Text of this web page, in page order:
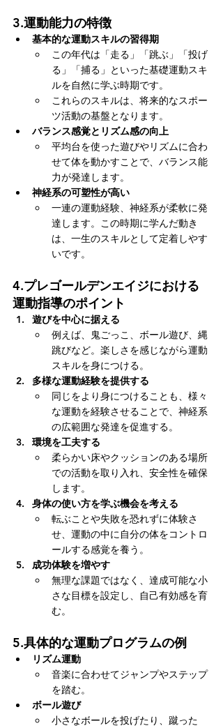
3.運動能力の特徴
基本的な運動スキルの習得期
この年代は「走る」「跳ぶ」「投げ
る」「捕る」といった基礎運動スキ
ルを自然に学ぶ時期です。
これらのスキルは、将来的なスポー
ツ活動の基盤となります。
バランス感覚とリズム感の向上
平均台を使った遊びやリズムに合わ
せて体を動かすことで、バランス能
力が発達します。
神経系の可塑性が高い
一連の運動経験、神経系が柔軟に発
達します。この時期に学んだ動き
は、一生のスキルとして定着しやす
いです。
4.プレゴールデンエイジにおける
運動指導のポイント
遊びを中心に据える
例えば、鬼ごっこ、ボール遊び、縄
跳びなど。楽しさを感じながら運動
スキルを身につける。
多様な運動経験を提供する
同じをより身につけることも、様々
な運動を経験させることで、神経系
の広範囲な発達を促進する。
環境を工夫する
柔らかい床やクッションのある場所
での活動を取り入れ、安全性を確保
します。
身体の使い方を学ぶ機会を考える
転ぶことや失敗を恐れずに体験さ
せ、運動の中に自分の体をコントロ
ールする感覚を養う。
成功体験を増やす
無理な課題ではなく、達成可能な小
さな目標を設定し、自己有効感を育
む。
5.具体的な運動プログラムの例
リズム運動
音楽に合わせてジャンプやステップ
を踏む。
ボール遊び
小さなボールを投げたり、蹴った